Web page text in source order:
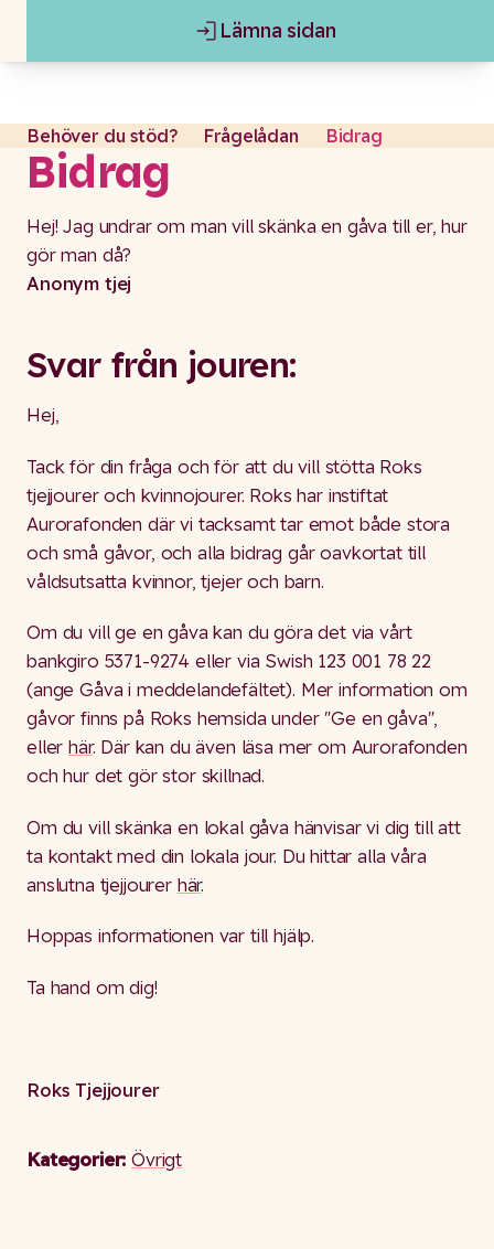
Gå till contentLämna sidan
Lämna sidan
Behöver du stöd? Frågelådan Bidrag
Bidrag
Hej! Jag undrar om man vill skänka en gåva till er, hur
gör man då?
Anonym tjej
Svar från jouren:
Hej,
Tack för din fråga och för att du vill stötta Roks
tjejjourer och kvinnojourer. Roks har instiftat
Aurorafonden där vi tacksamt tar emot både stora
och små gåvor, och alla bidrag går oavkortat till
våldsutsatta kvinnor, tjejer och barn.
Om du vill ge en gåva kan du göra det via vårt
bankgiro 5371‑9274 eller via Swish 123 001 78 22
(ange Gåva i meddelandefältet). Mer information om
gåvor finns på Roks hemsida under "Ge en gåva",
ellerhär. Där kan du även läsa mer om Aurorafonden
och hur det gör stor skillnad.
Om du vill skänka en lokal gåva hänvisar vi dig till att
ta kontakt med din lokala jour. Du hittar alla våra
anslutna tjejjourer här.
Hoppas informationen var till hjälp.
Ta hand om dig!
Roks Tjejjourer
Kategorier:Övrigt